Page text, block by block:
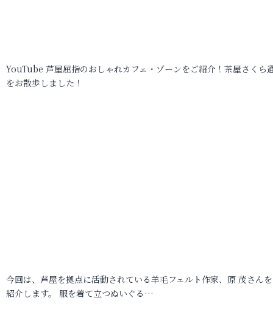
YouTube 芦屋屈指のおしゃれカフェ・ゾーンをご紹介！茶屋さくら
をお散歩しました！
今回は、芦屋を拠点に活動されている羊毛フェルト作家、原 茂さん
紹介します。 服を着て立つぬいぐる…